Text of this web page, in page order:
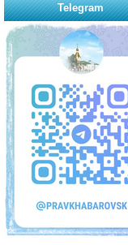
Telegram